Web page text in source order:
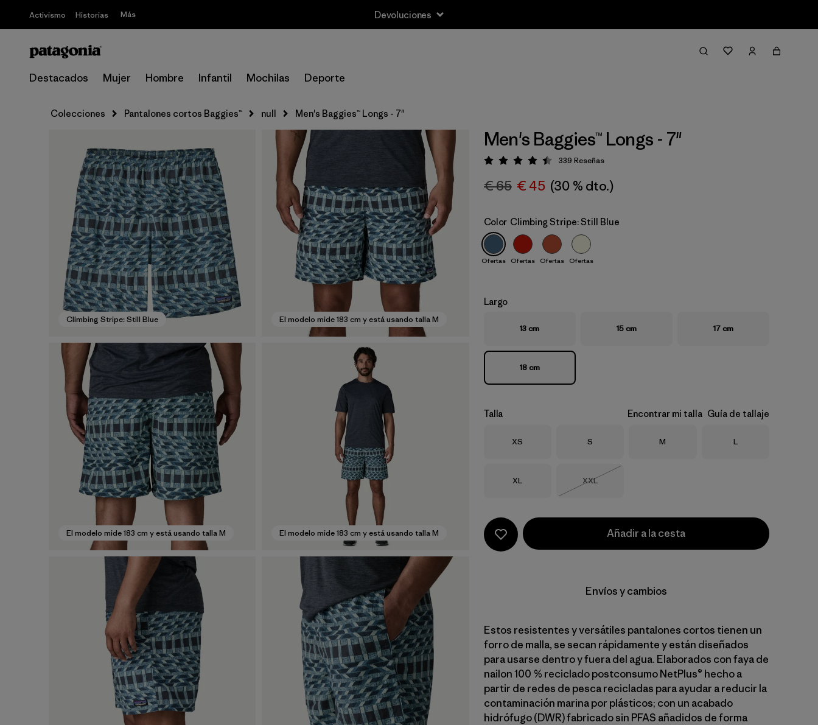
Activismo Historias Más Devoluciones
Destacados Mujer Hombre Infantil Mochilas Deporte
Colecciones Pantalones cortos Baggies™ null Men's Baggies™ Longs - 7"
Climbing Stripe: Still Blue El modelo mide 183 cm y está usando talla M
El modelo mide 183 cm y está usando talla M El modelo mide 183 cm y está usando talla M
Men's Baggies™ Longs - 7"
Puntuación: 4.5 / 5
339 Reseñas
€ 65 € 45 (30 % dto.)
Color Climbing Stripe: Still Blue
Ofertas Ofertas Ofertas Ofertas
Largo
13 cm 15 cm 17 cm
18 cm
Talla Encontrar mi talla Guía de tallaje
Talla
XS Talla
S Talla
M Talla
L
Talla
XL Talla
XXL
Añadir a la cesta
Envíos y cambios
Estos resistentes y versátiles pantalones cortos tienen un
forro de malla, se secan rápidamente y están diseñados
para usarse dentro y fuera del agua. Elaborados con faya de
nailon 100 % reciclado postconsumo NetPlus® hecho a
partir de redes de pesca recicladas para ayudar a reducir la
contaminación marina por plásticos; con un acabado
hidrófugo (DWR) fabricado sin PFAS añadidos de forma